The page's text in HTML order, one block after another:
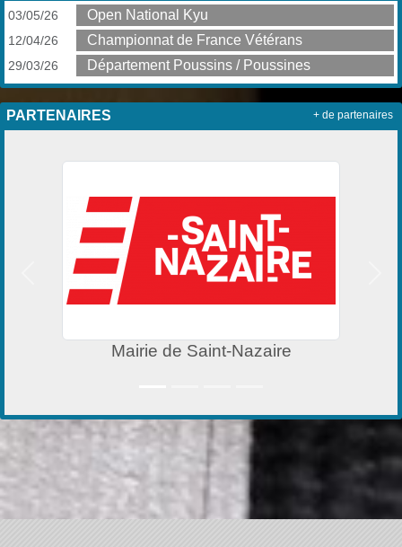
03/05/26 Open National Kyu
12/04/26 Championnat de France Vétérans
29/03/26 Département Poussins / Poussines
PARTENAIRES
Mairie de Saint-Nazaire
+ de partenaires